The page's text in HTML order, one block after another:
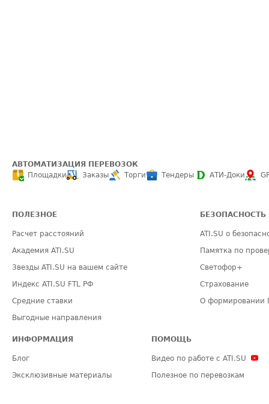
АВТОМАТИЗАЦИЯ ПЕРЕВОЗОК
Площадки
Заказы Торги Тендеры АТИ-Доки
ПОЛЕЗНОЕ
Расчет расстояний
Академия ATI.SU
Звезды ATI.SU на вашем сайте
Индекс ATI.SU FTL РФ
Средние ставки
Выгодные направления
БЕЗОПАСНОСТЬ
ATI.SU о
Памятка по
Светофор+
Страхование
О формировании
ИНФОРМАЦИЯ
Блог
Эксклюзивные материалы
ПОМОЩЬ
Видео по работе с ATI.SU
Полезное по перевозкам